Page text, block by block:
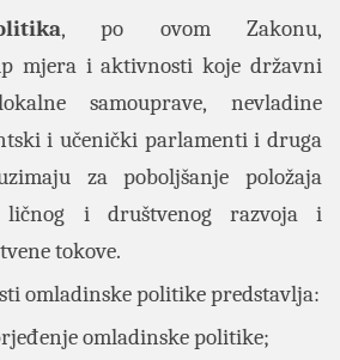
, po ovom Zakonu,
mjera i aktivnosti koje državni
samouprave, nevladine
i učenički parlamenti i druga
za poboljšanje položaja
ličnog i društvenog razvoja i
tokove.
omladinske politike predstavlja:
omladinske politike;